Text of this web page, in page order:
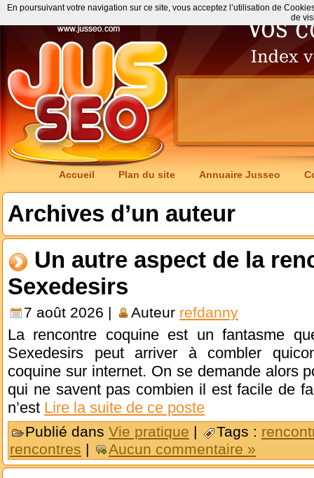
Accueil Plan du site Annuaire Jusseo
Archives d’un auteur
Un autre aspect de la
Sexedesirs
7 août 2026 | Auteur refdanny
La rencontre coquine est un fantasme
Sexedesirs peut arriver à combler
coquine sur internet. On se demande alors
qui ne savent pas combien il est facile de
n’est Lire la suite de ce poste
Publié dans Vie pratique | Tags :
rencontres | Aucun commentaire »
En poursuivant votre navigation sur ce site, vous acceptez l’utilisation de
de